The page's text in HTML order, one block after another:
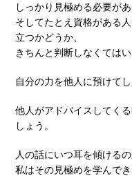
しっかり見極める必要が
そしてたとえ資格がある
立つかどうか、
きちんと判断しなくてはい
自分の力を他人に預けて
他人がアドバイスしてく
しょう。
人の話にいつ耳を傾ける
私はその見極めを学んでき